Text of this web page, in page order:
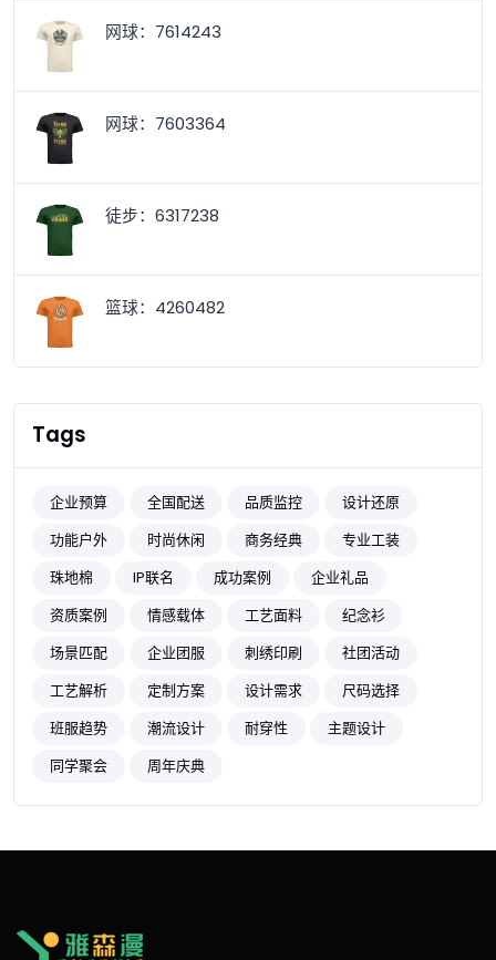
网球：7614243
网球：7603364
徒步：6317238
篮球：4260482
Tags
企业预算 全国配送 品质监控
设计还原
功能户外
时尚休闲 商务经典
专业工装
珠地棉
IP联名 成功案例
企业礼品
资质案例
情感载体 工艺面料
纪念衫
场景匹配
企业团服 刺绣印刷
社团活动
工艺解析
定制方案 设计需求
尺码选择
班服趋势
潮流设计 耐穿性
主题设计
同学聚会
周年庆典